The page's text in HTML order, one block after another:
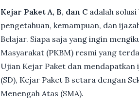
Kejar Paket A, B, dan C adalah
pengetahuan, kemampuan, dan
Belajar. Siapa saja yang ingin
Masyarakat (PKBM) resmi yang
Ujian Kejar Paket dan mendapatkan
(SD), Kejar Paket B setara dengan
Menengah Atas (SMA).